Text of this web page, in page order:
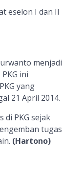
eselon I dan II
menjadi
ini
yang
21 April 2014.
di PKG sejak
tugas
(Hartono)